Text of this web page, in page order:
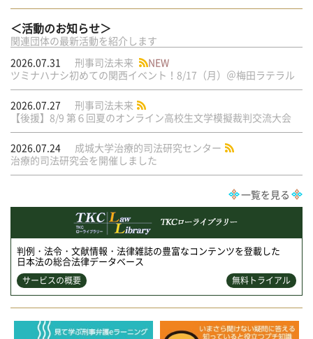
＜活動のお知らせ＞
関連団体の最新活動を紹介します
2026.07.31
刑事司法未来
NEW
ツミナハナシ初めての関西イベント！8/17（月）＠梅田ラテラル
2026.07.27
刑事司法未来
【後援】8/9 第６回夏のオンライン高校生文学模擬裁判交流大会
2026.07.24
成城大学治療的司法研究センター
治療的司法研究会を開催しました
一覧を見る
判例・法令・文献情報・法律雑誌の豊富なコンテンツを登載した
日本法の総合法律データベース
サービスの概要 無料トライアル